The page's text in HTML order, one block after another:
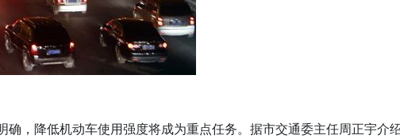
确，降低机动车使用强度将成为重点任务。据市交通委主任周正宇